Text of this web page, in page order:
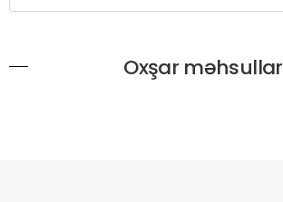
Oxşar məhsullar